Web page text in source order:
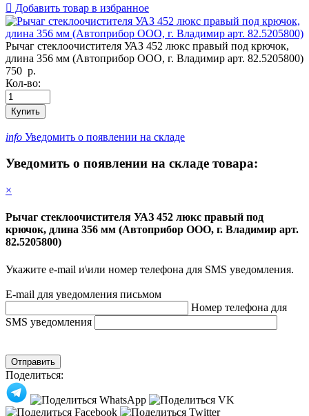
 Добавить товар в избранное
Рычаг стеклоочистителя УАЗ 452 люкс правый под крючок,
длина 356 мм (Автоприбор ООО, г. Владимир арт. 82.5205800)
750 р.
Кол-во:
Купить
info Уведомить о появлении на складе
Уведомить о появлении на складе товара:
×
Рычаг стеклоочистителя УАЗ 452 люкс правый под
крючок, длина 356 мм (Автоприбор ООО, г. Владимир арт.
82.5205800)
Укажите e-mail и\или номер телефона для SMS уведомления.
E-mail для уведомления письмом
Номер телефона для
SMS уведомления
Отправить
Поделиться: